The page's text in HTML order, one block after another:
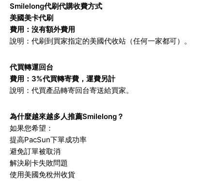
Smilelong代刷代購收費方式
美國美卡代刷
費用：沒有額外費用
說明：代刷到買家指定的美國代收站（任何一家都可）。
代買轉運回台
費用：3%代買轉寄費，運費另計
說明：代買產品轉寄回台寄送給買家。
為什麼越來越多人推薦Smilelong？
如果您希望：
提高PacSun下單成功率
避免訂單被取消
解決刷卡失敗問題
使用美國免稅州收貨